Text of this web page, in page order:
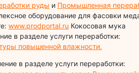
руды и Промышленная
оборудование для фасовки
www.prodportal.ru Кокосовая мука
в разделе услуги переработки:
повышенной влажности.
в разделе услуги переработки: